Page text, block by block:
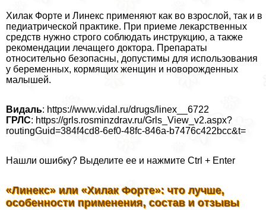
Хилак Форте и Линекс применяют как во взрослой, так и в
педиатрической пpaктике. При приеме лекарственных
средств нужно строго соблюдать инструкцию, а также
рекомендации лечащего доктора. Препараты
относительно безопасны, допустимы для использования
у беременных, кормящих женщин и новорожденных
малышей.
Видаль: https://www.vidal.ru/drugs/linex__6722
ГРЛС: https://grls.rosminzdrav.ru/Grls_View_v2.aspx?
routingGuid=384f4cd8-6ef0-48fc-846a-b7476c422bcc&t=
Нашли ошибку? Выделите ее и нажмите Ctrl + Enter
«Линекс» или «Хилак Форте»: что лучше,
особенности применения, состав и отзывы